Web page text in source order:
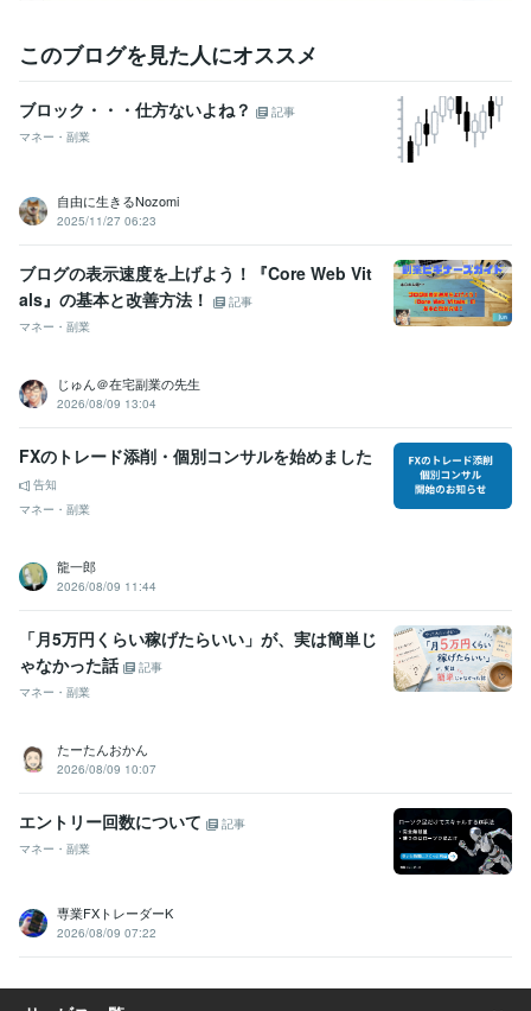
このブログを見た人にオススメ
ブロック・・・仕方ないよね？
記事
マネー・副業
自由に生きるNozomi
2025/11/27 06:23
ブログの表示速度を上げよう！『Core Web Vit
als』の基本と改善方法！
記事
マネー・副業
じゅん＠在宅副業の先生
2026/08/09 13:04
FXのトレード添削・個別コンサルを始めました
告知
マネー・副業
龍一郎
2026/08/09 11:44
「月5万円くらい稼げたらいい」が、実は簡単じ
ゃなかった話
記事
マネー・副業
たーたんおかん
2026/08/09 10:07
エントリー回数について
記事
マネー・副業
専業FXトレーダーK
2026/08/09 07:22